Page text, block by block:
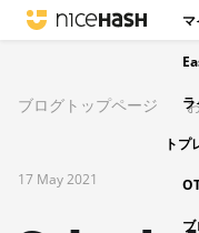
トプ
ブログトップページ
17 May 2021